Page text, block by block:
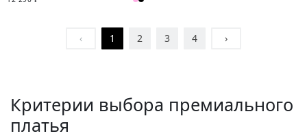
‹ 1 2 3 4 ›
Критерии выбора премиального
платья